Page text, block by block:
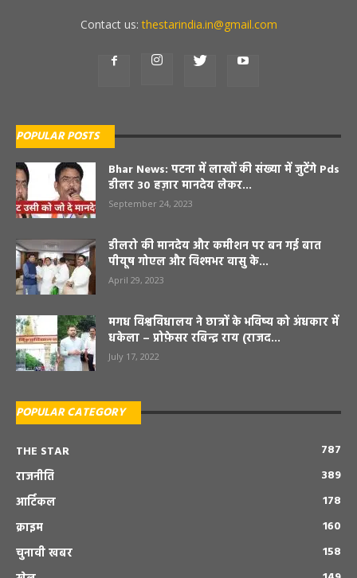
Contact us:thestarindia.in@gmail.com
POPULAR POSTS
Bhar News: पटना में लाखों की संख्या में जुटेंगे Pds
डीलर 30 हज़ार मानदेय लेकर...
September 24, 2023
डीलरो की मानदेय और कमीशन पर बन गई बात
पीयूष गोएल और विश्मभर वासु के...
April 29, 2023
मगध विश्वविधालय ने छात्रों के भविष्य को अंधकार में
धकेला – प्रोफ़ेसर रबिन्द्र राय (राजद...
July 17, 2022
POPULAR CATEGORY
THE STAR
787
राजनीति
389
आर्टिकल
178
क्राइम
160
चुनावी खबर
158